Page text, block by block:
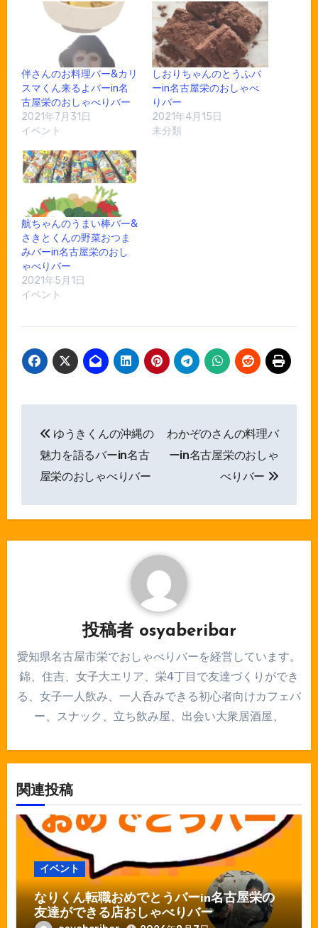
伴さんのお料理バー&カリ
スマくん来るよバーin名
古屋栄のおしゃべりバー
2021年7月31日
イベント
しおりちゃんのとうふバ
ーin名古屋栄のおしゃべ
りバー
2021年4月15日
未分類
航ちゃんのうまい棒バー&
さきとくんの野菜おつま
みバーin名古屋栄のおし
ゃべりバー
2021年5月1日
イベント
稿
ナ
ビ
ン
ゆうきくんの沖縄の
魅力を語るバーin名古
屋栄のおしゃべりバー
わかぞのさんの料理バ
ーin名古屋栄のおしゃ
べりバー
投稿者 osyaberibar
愛知県名古屋市栄でおしゃべりバーを経営しています。
錦、住吉、女子大エリア、栄4丁目で友達づくりができ
る、女子一人飲み、一人呑みできる初心者向けカフェバ
ー、スナック、立ち飲み屋、出会い大衆居酒屋、
関連投稿
イベント
なりくん転職おめでとうバーin名古屋栄の
友達ができる店おしゃべりバー